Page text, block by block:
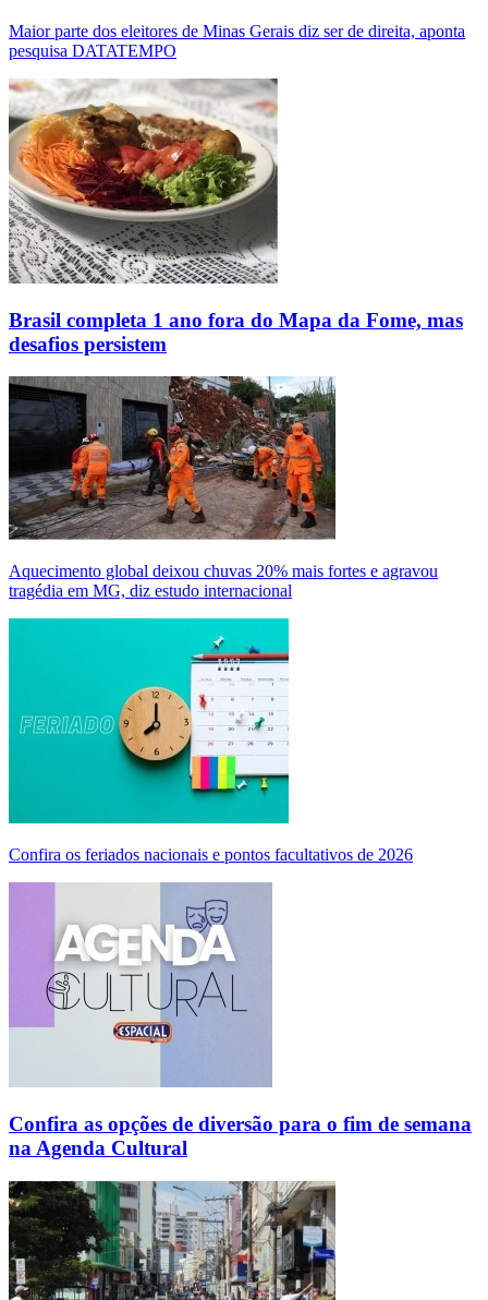
Maior parte dos eleitores de Minas Gerais diz ser de direita, aponta
pesquisa DATATEMPO
Brasil completa 1 ano fora do Mapa da Fome, mas
desafios persistem
Aquecimento global deixou chuvas 20% mais fortes e agravou
tragédia em MG, diz estudo internacional
Confira os feriados nacionais e pontos facultativos de 2026
Confira as opções de diversão para o fim de semana
na Agenda Cultural